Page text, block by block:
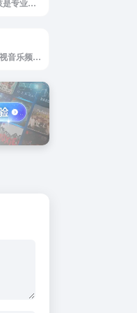
荔枝FM官网，荔枝是专业的音频分享平台，汇集了听音乐，英语，睡前故事，儿童故事，有声小说，相声段子，历史人文，有声书等数亿条音频，超过2亿用户选择的网络FM，随时随地，想听就听，你喜爱的音频尽在荔枝。
乐视音乐官网，乐视音乐频道提供最全最新的MV，现场，纪录片，原创节目等高品质音乐视频内容， 致力于打造最具专业水准的互联网音乐视频媒体和音乐整合营销平台。